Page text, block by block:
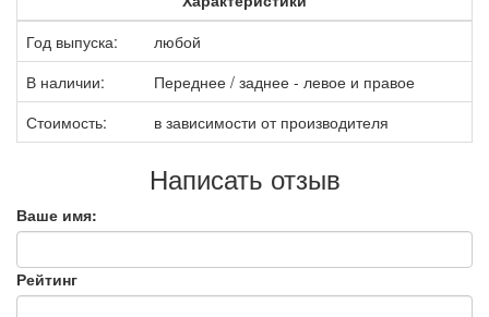
Год выпуска:
любой
В наличии:
Переднее / заднее - левое и правое
Стоимость:
в зависимости от производителя
Написать отзыв
Ваше имя:
Рейтинг